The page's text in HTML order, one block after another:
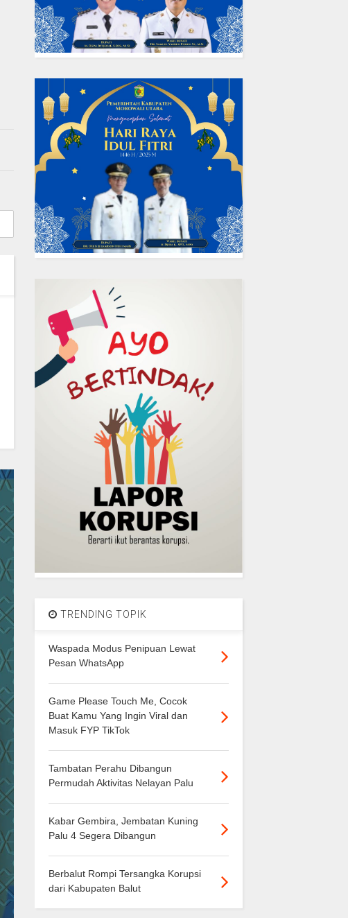
TRENDING TOPIK
Waspada Modus Penipuan Lewat
Pesan WhatsApp
Game Please Touch Me, Cocok
Buat Kamu Yang Ingin Viral dan
Masuk FYP TikTok
Tambatan Perahu Dibangun
Permudah Aktivitas Nelayan Palu
Kabar Gembira, Jembatan Kuning
Palu 4 Segera Dibangun
Berbalut Rompi Tersangka Korupsi
dari Kabupaten Balut